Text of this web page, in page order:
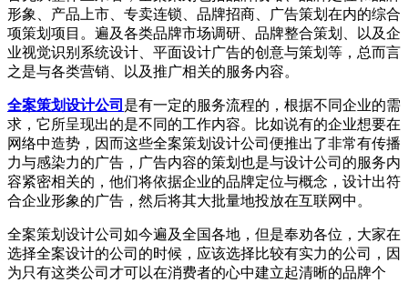
形象、产品上市、专卖连锁、品牌招商、广告策划在内的综合
项策划项目。遍及各类品牌市场调研、品牌整合策划、以及企
业视觉识别系统设计、平面设计广告的创意与策划等，总而言
之是与各类营销、以及推广相关的服务内容。
全案策划设计公司 是有一定的服务流程的，根据不同企业的需
求，它所呈现出的是不同的工作内容。比如说有的企业想要在
网络中造势，因而这些全案策划设计公司便推出了非常有传播
力与感染力的广告，广告内容的策划也是与设计公司的服务内
容紧密相关的，他们将依据企业的品牌定位与概念，设计出符
合企业形象的广告，然后将其大批量地投放在互联网中。
全案策划设计公司如今遍及全国各地，但是奉劝各位，大家在
选择全案设计的公司的时候，应该选择比较有实力的公司，因
为只有这类公司才可以在消费者的心中建立起清晰的品牌个